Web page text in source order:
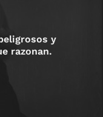
y
razonan.